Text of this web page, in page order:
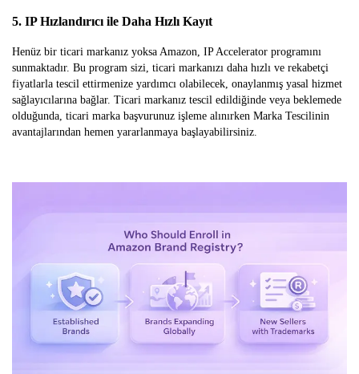
5. IP Hızlandırıcı ile Daha Hızlı Kayıt
Henüz bir ticari markanız yoksa Amazon, IP Accelerator programını
sunmaktadır. Bu program sizi, ticari markanızı daha hızlı ve rekabetçi
fiyatlarla tescil ettirmenize yardımcı olabilecek, onaylanmış yasal hizmet
sağlayıcılarına bağlar. Ticari markanız tescil edildiğinde veya beklemede
olduğunda, ticari marka başvurunuz işleme alınırken Marka Tescilinin
avantajlarından hemen yararlanmaya başlayabilirsiniz.